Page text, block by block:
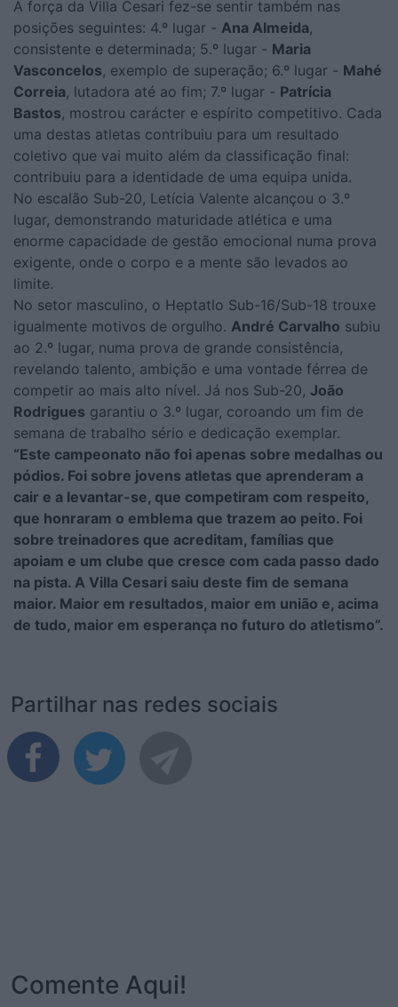
A força da Villa Cesari fez-se sentir também nas
posições seguintes: 4.º lugar - Ana Almeida,
consistente e determinada; 5.º lugar - Maria
Vasconcelos, exemplo de superação; 6.º lugar - Mahé
Correia, lutadora até ao fim; 7.º lugar - Patrícia
Bastos, mostrou carácter e espírito competitivo. Cada
uma destas atletas contribuiu para um resultado
coletivo que vai muito além da classificação final:
contribuiu para a identidade de uma equipa unida.
No escalão Sub-20, Letícia Valente alcançou o 3.º
lugar, demonstrando maturidade atlética e uma
enorme capacidade de gestão emocional numa prova
exigente, onde o corpo e a mente são levados ao
limite.
No setor masculino, o Heptatlo Sub-16/Sub-18 trouxe
igualmente motivos de orgulho. André Carvalho subiu
ao 2.º lugar, numa prova de grande consistência,
revelando talento, ambição e uma vontade férrea de
competir ao mais alto nível. Já nos Sub-20, João
Rodrigues garantiu o 3.º lugar, coroando um fim de
semana de trabalho sério e dedicação exemplar.
“Este campeonato não foi apenas sobre medalhas ou
pódios. Foi sobre jovens atletas que aprenderam a
cair e a levantar-se, que competiram com respeito,
que honraram o emblema que trazem ao peito. Foi
sobre treinadores que acreditam, famílias que
apoiam e um clube que cresce com cada passo dado
na pista. A Villa Cesari saiu deste fim de semana
maior. Maior em resultados, maior em união e, acima
de tudo, maior em esperança no futuro do atletismo”.
Partilhar nas redes sociais
Comente Aqui!